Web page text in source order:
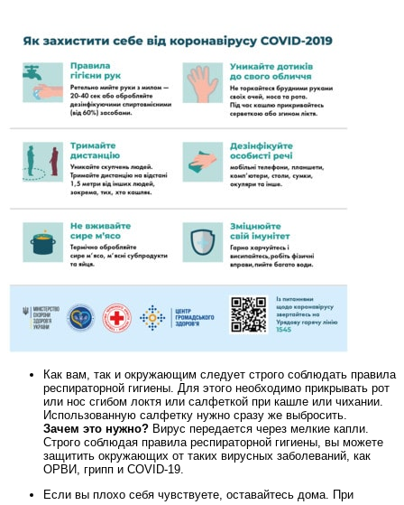
Как вам, так и окружающим следует строго соблюдать правила
респираторной гигиены. Для этого необходимо прикрывать рот
или нос сгибом локтя или салфеткой при кашле или чихании.
Использованную салфетку нужно сразу же выбросить.
Зачем это нужно? Вирус передается через мелкие капли.
Строго соблюдая правила респираторной гигиены, вы можете
защитить окружающих от таких вирусных заболеваний, как
ОРВИ, грипп и COVID-19.
Если вы плохо себя чувствуете, оставайтесь дома. При